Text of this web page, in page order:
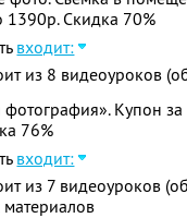
1390р. Скидка 70%
входит:
из 8 видеоуроков
Купон за
76%
входит:
из 7 видеоуроков
материалов